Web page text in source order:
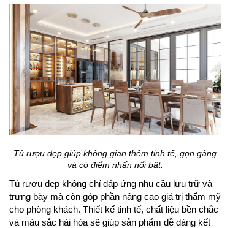
Tủ rượu đẹp giúp không gian thêm tinh tế, gọn gàng
và có điểm nhấn nổi bật.
Tủ rượu đẹp không chỉ đáp ứng nhu cầu lưu trữ và
trưng bày mà còn góp phần nâng cao giá trị thẩm mỹ
cho phòng khách. Thiết kế tinh tế, chất liệu bền chắc
và màu sắc hài hòa sẽ giúp sản phẩm dễ dàng kết